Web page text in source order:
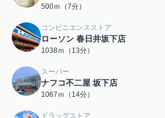
500ｍ（7分）
コンビニエンスストア
ローソン 春日井坂下店
1038ｍ（13分）
スーパー
ナフコ不二屋 坂下店
1067ｍ（14分）
ドラッグストア